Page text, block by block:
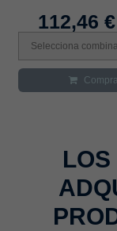
112,46 €
Selecciona
LOS